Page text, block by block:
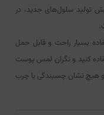
تولید سلول‌های جدید، در
بسیار راحت و قابل حمل
کنید و نگران لمس پوست
هیچ نشان چسبندگی یا چرب